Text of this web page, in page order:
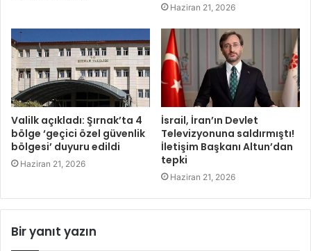
Haziran 21, 2026
Valilk açıkladı: Şırnak’ta 4
bölge ‘geçici özel güvenlik
bölgesi’ duyuru edildi
Haziran 21, 2026
İsrail, İran’ın Devlet
Televizyonuna saldırmıştı!
İletişim Başkanı Altun’dan
tepki
Haziran 21, 2026
Bir yanıt yazın